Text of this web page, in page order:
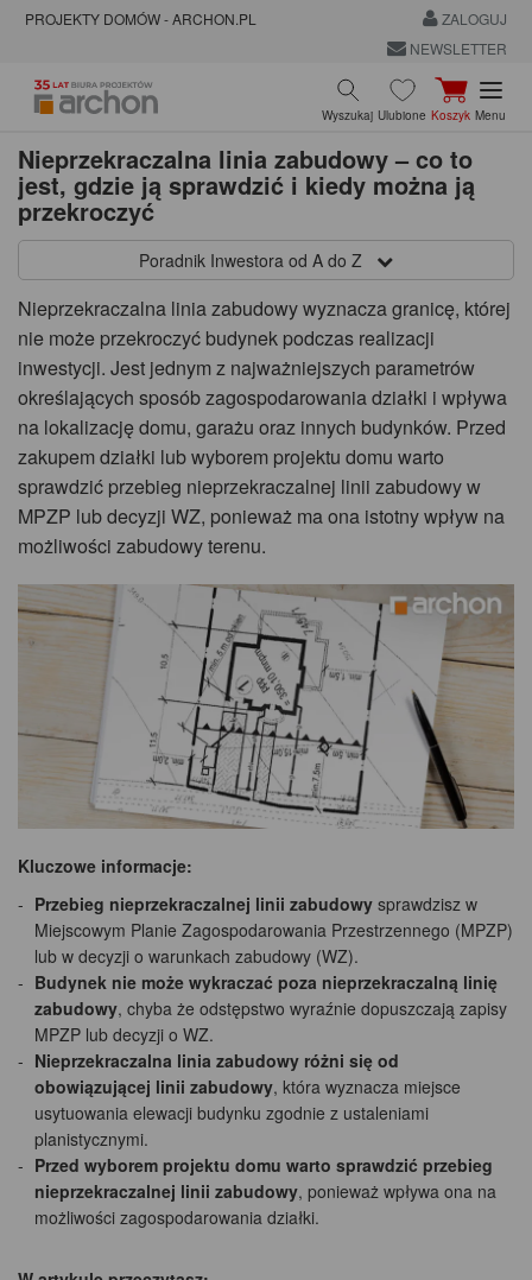
PROJEKTY DOMÓW - ARCHON.PL
ZALOGUJ
NEWSLETTER
Wyszukaj Ulubione Koszyk Menu
Nieprzekraczalna linia zabudowy – co to
jest, gdzie ją sprawdzić i kiedy można ją
przekroczyć
Poradnik Inwestora od A do Z
Nieprzekraczalna linia zabudowy wyznacza granicę, której
nie może przekroczyć budynek podczas realizacji
inwestycji. Jest jednym z najważniejszych parametrów
określających sposób zagospodarowania działki i wpływa
na lokalizację domu, garażu oraz innych budynków. Przed
zakupem działki lub wyborem projektu domu warto
sprawdzić przebieg nieprzekraczalnej linii zabudowy w
MPZP lub decyzji WZ, ponieważ ma ona istotny wpływ na
możliwości zabudowy terenu.
Kluczowe informacje:
Przebieg nieprzekraczalnej linii zabudowy sprawdzisz w
Miejscowym Planie Zagospodarowania Przestrzennego (MPZP)
lub w decyzji o warunkach zabudowy (WZ).
Budynek nie może wykraczać poza nieprzekraczalną linię
zabudowy, chyba że odstępstwo wyraźnie dopuszczają zapisy
MPZP lub decyzji o WZ.
Nieprzekraczalna linia zabudowy różni się od
obowiązującej linii zabudowy, która wyznacza miejsce
usytuowania elewacji budynku zgodnie z ustaleniami
planistycznymi.
Przed wyborem projektu domu warto sprawdzić przebieg
nieprzekraczalnej linii zabudowy, ponieważ wpływa ona na
możliwości zagospodarowania działki.